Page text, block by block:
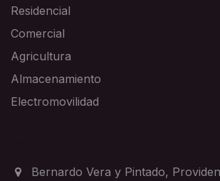
Residencial
Comercial
Agricultura
Almacenamiento
Electromovilidad
Bernardo Vera y Pintado,